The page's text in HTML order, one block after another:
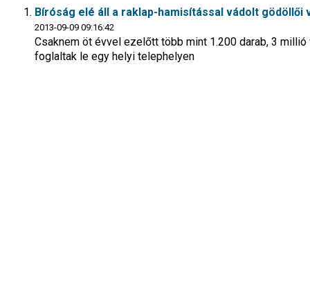
Bíróság elé áll a raklap-hamisítással vádolt gödöllői
2013-09-09 09:16:42
Csaknem öt évvel ezelőtt több mint 1.200 darab, 3
foglaltak le egy helyi telephelyen